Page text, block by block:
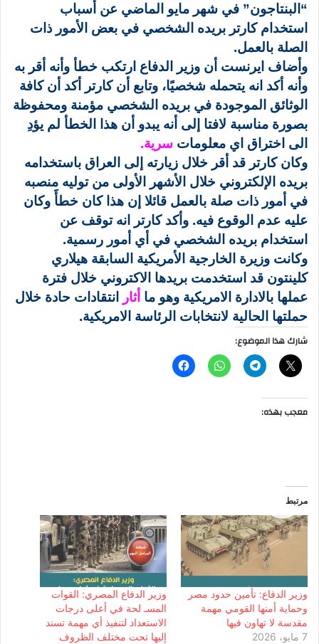
“البنتاجون” في شهر مايو الماضي عن أسباب
استخدام كارتر بريده الشخصي في بعض الأمور ذات
الصلة بالعمل.
وأضاف ايرنست أن وزير الدفاع ارتكب خطأ وأنه أقر به
وأنه أكد انه يتحمله شخصيًا، وتابع أن كارتر أكد أن كافة
الوثائق الموجودة في بريده الشخصي مؤمنة ومحفوظة
بصورة مناسبة لافتا إلى أنه يبدو أن هذا الخطأ لم يؤدِ
الى اختراق اي معلومات سرية.
وكان كارتر قد أقر خلال زيارته إلى العراق باستخدامه
بريده الإلكتروني خلال الأشهر الأولى من توليه منصبه
في أمور ذات صلة بالعمل قائلا إن هذا كان خطأََ وكان
عليه عدم الوقوع فيه. وأكد كارتر انه توقف عن
استخدام بريده الشخصي في أي أمور رسمية.
وكانت وزيرة الخارجية الأمريكية السابقة هيلاري
كلينتون قد استخدمت بريدها الاكتروني خلال فترة
عملها بالادارة الامريكية وهو ما أثار
انتقادات حادة خلال
حملتها الحالية لانتخابات الرئاسة الامريكية.
شارك هذا الموضوع:
معجب بهذه:
مرتبط
وزير الدفاع: تأمين حدود مصر
وحماية أمنها القومي مهمة
مقدسة لا تهاون فيها
7 مايو، 2026
وزير الدفاع المصري: القوات
المسـ لحة في أعلى درجات
الاستعداد لتنفيذ أي مهمة تسند
إليها تحت مختلف الظروف